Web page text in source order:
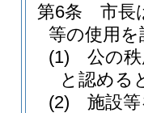
第6条
市長
等の使用
(1)
公の
と認める
(2)
施設